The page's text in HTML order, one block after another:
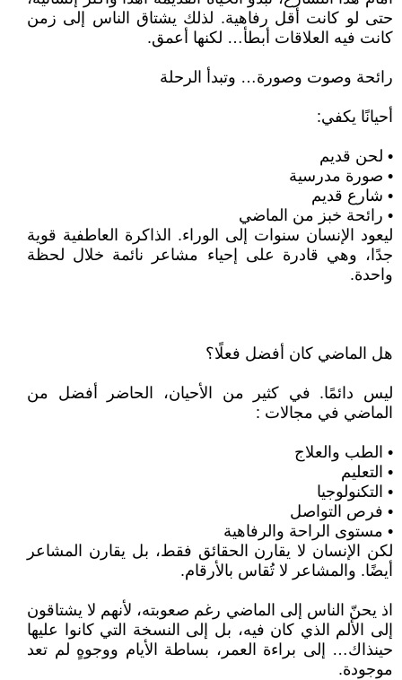
حتى لو كانت أقل رفاهية. لذلك يشتاق الناس إلى زمن
كانت فيه العلاقات أبطأ… لكنها أعمق.
رائحة وصوت وصورة… وتبدأ الرحلة
أحيانًا يكفي:
• لحن قديم
• صورة مدرسية
• شارع قديم
• رائحة خبز من الماضي
ليعود الإنسان سنوات إلى الوراء. الذاكرة العاطفية قوية
جدًا، وهي قادرة على إحياء مشاعر نائمة خلال لحظة
واحدة.
هل الماضي كان أفضل فعلًا؟
ليس دائمًا. في كثير من الأحيان، الحاضر أفضل من
الماضي في مجالات :
• الطب والعلاج
• التعليم
• التكنولوجيا
• فرص التواصل
• مستوى الراحة والرفاهية
لكن الإنسان لا يقارن الحقائق فقط، بل يقارن المشاعر
أيضًا. والمشاعر لا تُقاس بالأرقام.
اذ يحنّ الناس إلى الماضي رغم صعوبته، لأنهم لا يشتاقون
إلى الألم الذي كان فيه، بل إلى النسخة التي كانوا عليها
حينذاك… إلى براءة العمر، بساطة الأيام ووجوهٍ لم تعد
موجودة.